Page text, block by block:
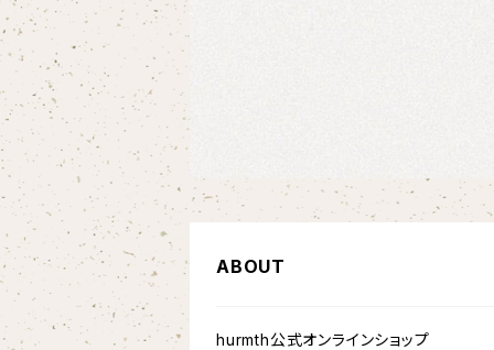
ABOUT
hurmth公式オンラインショップ